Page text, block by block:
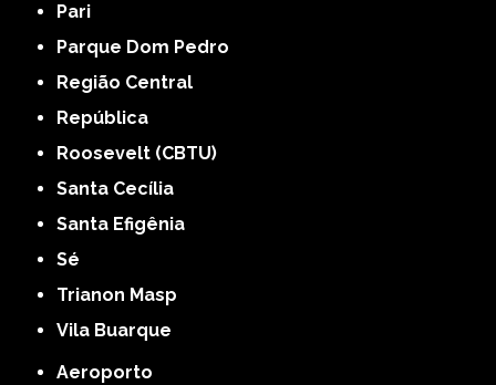
Pari
Parque Dom Pedro
Região Central
República
Roosevelt (CBTU)
Santa Cecília
Santa Efigênia
Sé
Trianon Masp
Vila Buarque
Aeroporto